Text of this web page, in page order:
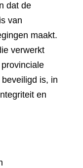
dat de
van
maakt.
verwerkt
is, in
en